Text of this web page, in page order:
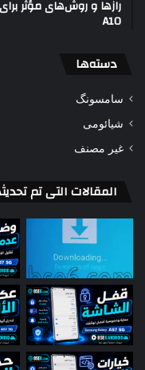
A10
دسته‌ها
سامسونگ
شیائومی
غير مصنف
المقالات التى تم